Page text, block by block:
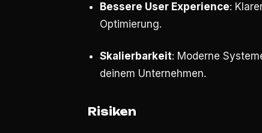
Bessere User Experience:
Optimierung.
Skalierbarkeit: Moderne
deinem Unternehmen.
Risiken